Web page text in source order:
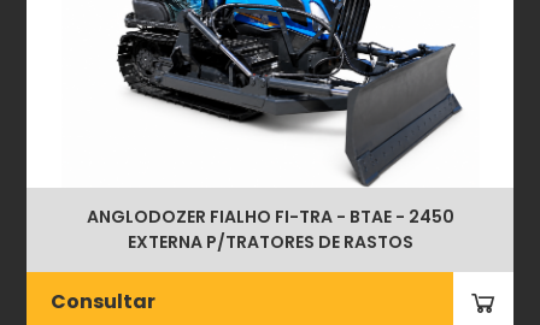
ANGLODOZER FIALHO FI-TRA - BTAE - 2450
EXTERNA P/TRATORES DE RASTOS
Consultar